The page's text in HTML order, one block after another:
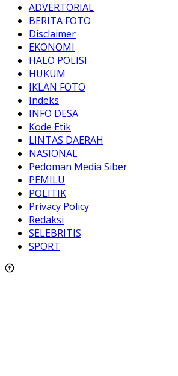
ADVERTORIAL
BERITA FOTO
Disclaimer
EKONOMI
HALO POLISI
HUKUM
IKLAN FOTO
Indeks
INFO DESA
Kode Etik
LINTAS DAERAH
NASIONAL
Pedoman Media Siber
PEMILU
POLITIK
Privacy Policy
Redaksi
SELEBRITIS
SPORT